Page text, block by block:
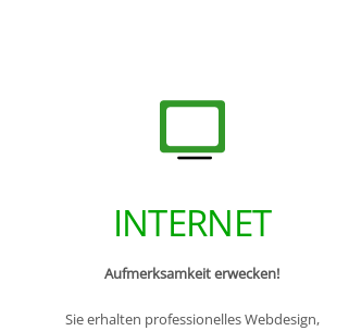
INTERNET
Aufmerksamkeit erwecken!
Sie erhalten professionelles Webdesign,